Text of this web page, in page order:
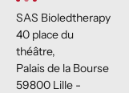
SAS Bioledtherapy
40 place du
théâtre,
Palais de la Bourse
59800 Lille -